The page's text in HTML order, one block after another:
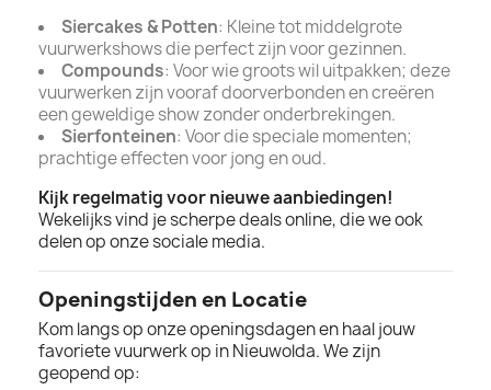
Siercakes & Potten: Kleine tot middelgrote
vuurwerkshows die perfect zijn voor gezinnen.
Compounds: Voor wie groots wil uitpakken; deze
vuurwerken zijn vooraf doorverbonden en creëren
een geweldige show zonder onderbrekingen.
Sierfonteinen: Voor die speciale momenten;
prachtige effecten voor jong en oud.
Kijk regelmatig voor nieuwe aanbiedingen!
Wekelijks vind je scherpe deals online, die we ook
delen op onze sociale media.
Openingstijden en Locatie
Kom langs op onze openingsdagen en haal jouw
favoriete vuurwerk op in Nieuwolda. We zijn
geopend op: